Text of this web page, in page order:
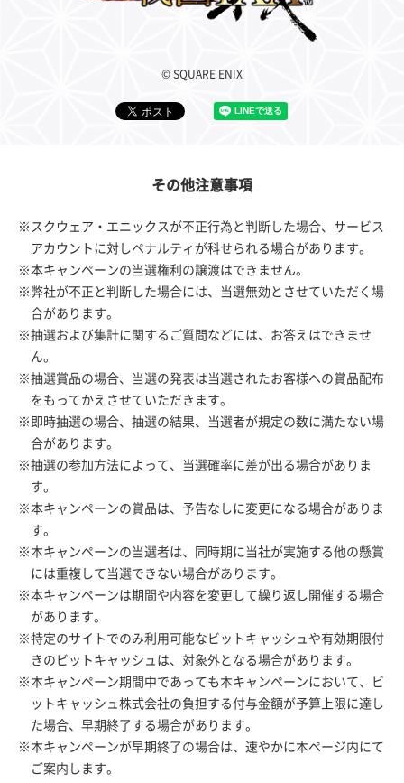
© SQUARE ENIX
その他注意事項
※スクウェア・エニックスが不正行為と判断した場合、サービス
アカウントに対しペナルティが科せられる場合があります。
※本キャンペーンの当選権利の譲渡はできません。
※弊社が不正と判断した場合には、当選無効とさせていただく場
合があります。
※抽選および集計に関するご質問などには、お答えはできませ
ん。
※抽選賞品の場合、当選の発表は当選されたお客様への賞品配布
をもってかえさせていただきます。
※即時抽選の場合、抽選の結果、当選者が規定の数に満たない場
合があります。
※抽選の参加方法によって、当選確率に差が出る場合がありま
す。
※本キャンペーンの賞品は、予告なしに変更になる場合がありま
す。
※本キャンペーンの当選者は、同時期に当社が実施する他の懸賞
には重複して当選できない場合があります。
※本キャンペーンは期間や内容を変更して繰り返し開催する場合
があります。
※特定のサイトでのみ利用可能なビットキャッシュや有効期限付
きのビットキャッシュは、対象外となる場合があります。
※本キャンペーン期間中であっても本キャンペーンにおいて、ビ
ットキャッシュ株式会社の負担する付与金額が予算上限に達し
た場合、早期終了する場合があります。
※本キャンペーンが早期終了の場合は、速やかに本ページ内にて
ご案内します。